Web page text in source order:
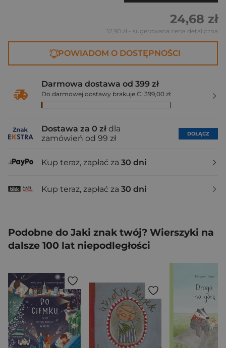
24,68 zł
32,90 zł - sugerowana cena detaliczna
POWIADOM O DOSTĘPNOŚCI
Darmowa dostawa od 399 zł
Do darmowej dostawy brakuje Ci 399,00 zł
Dostawa za 0 zł dla
zamówień od 99 zł
DOŁĄCZ
Kup teraz, zapłać za 30 dni
Kup teraz, zapłać za 30 dni
Podobne do Jaki znak twój? Wierszyki na
dalsze 100 lat niepodległości